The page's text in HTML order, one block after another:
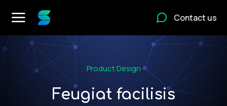
Contact us
Product Design
Feugiat facilisis